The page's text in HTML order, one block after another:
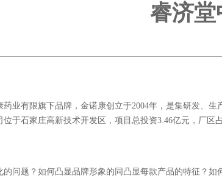
睿济堂
药业有限旗下品牌，金诺康创立于2004年，是集研发、
于石家庄高新技术开发区，项目总投资3.46亿元，厂区
的问题？如何凸显品牌形象的同凸显每款产品的特征？如